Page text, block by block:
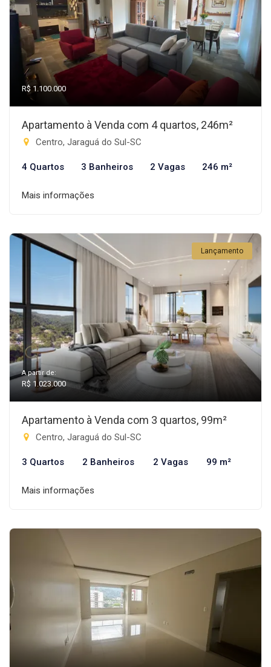
R$ 1.100.000
Apartamento à Venda com 4 quartos, 246m²
Centro, Jaraguá do Sul-SC
4 Quartos 3 Banheiros 2 Vagas 246 m²
Mais informações
Lançamento
A partir de:
R$ 1.023.000
Apartamento à Venda com 3 quartos, 99m²
Centro, Jaraguá do Sul-SC
3 Quartos 2 Banheiros 2 Vagas 99 m²
Mais informações